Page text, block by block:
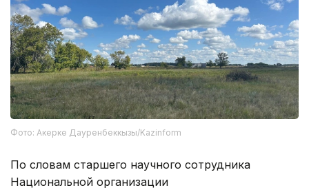
Фото: Акерке Дауренбеккызы/Kazinform
По словам старшего научного сотрудника
Национальной организации